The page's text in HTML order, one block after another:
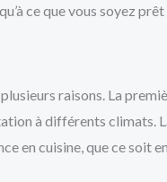
ce que vous soyez
raisons. La
à différents
en cuisine, que ce soit